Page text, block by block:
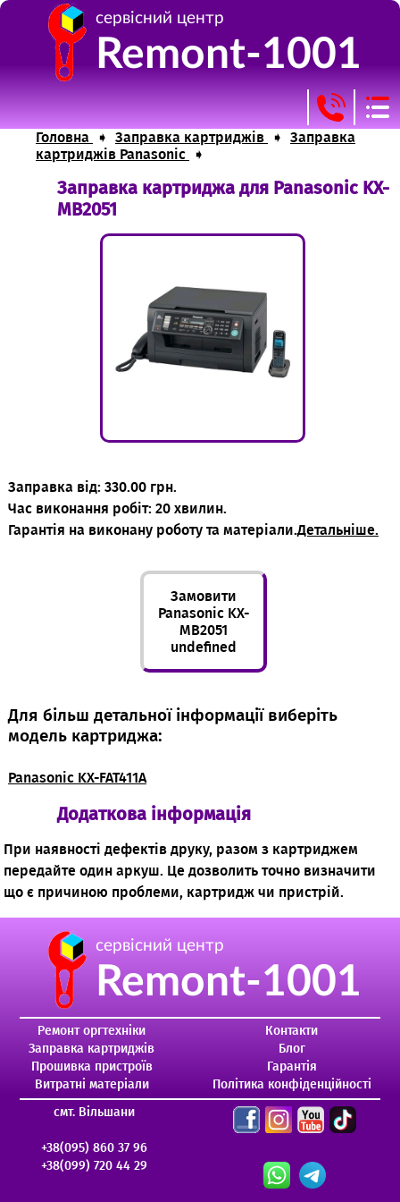
сервісний центр
Remont-1001
+38(095) 860 37 96
+38(099) 720 44 29
Ремонт оргтехніки
Прошивка пристроїв
Витратні матеріали
Контакти
Головна ➧ Заправка картриджів ➧ Заправка
картриджів Panasonic ➧
Заправка картриджа для Panasonic KX-
MB2051
Заправка від: 330.00 грн.
Час виконання робіт: 20 хвилин.
Гарантія на виконану роботу та матеріали.Детальніше.
Замовити
Panasonic KX-
MB2051
undefined
Для більш детальної інформації виберіть
модель картриджа:
Panasonic KX-FAT411A
Додаткова інформація
При наявності дефектів друку, разом з картриджем
передайте один аркуш. Це дозволить точно визначити
що є причиною проблеми, картридж чи пристрій.
сервісний центр
Remont-1001
Ремонт оргтехніки
Заправка картриджів
Прошивка пристроїв
Витратні матеріали
Контакти
Блог
Гарантія
Політика конфіденційності
смт. Вільшани
+38(095) 860 37 96
+38(099) 720 44 29